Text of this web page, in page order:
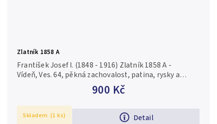
Zlatník 1858 A
900 Kč
Detail
František Josef I. (1848 - 1916) Zlatník 1858 A -
Vídeň, Ves. 64, pěkná zachovalost, patina, rysky a
Skladem (1 ks)